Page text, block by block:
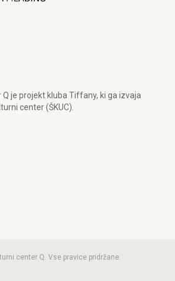
Q je projekt kluba Tiffany, ki ga izvaja
center (ŠKUC).
center Q. Vse pravice pridržane.